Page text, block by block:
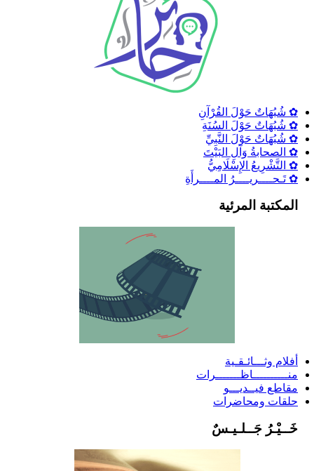
✿ شُبُهَاتٌ حَوْلَ القُرْآنِ
✿ شُبُهَاتٌ حَوْلَ السُنَةِ
✿ شُبُهَاتٌ حَوْلَ النَّبِيِّ
✿ الصحابةُ وَآلِ البَيْتَ
✿ التَّشْرِيعُ الإِسْلَامِيُّ
✿ تَـحــــريــــرُ المــــرأَةِ
المكتبة المرئية
أفلام وثـــائـقـية
منــــــــــاظـــــــرات
مقاطع فيــديـــو
حلقات ومحاضرات
خَــيْـرُ جَــلـيـسٌ